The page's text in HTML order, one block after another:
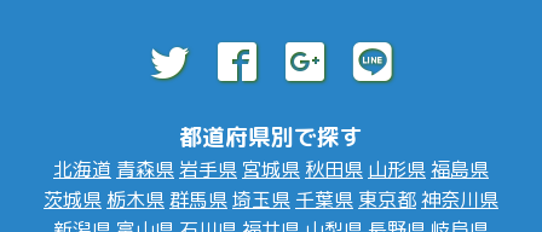
都道府県別で探す
北海道 青森県 岩手県 宮城県 秋田県 山形県福島県
茨城県 栃木県群馬県埼玉県 千葉県 東京都神奈川県